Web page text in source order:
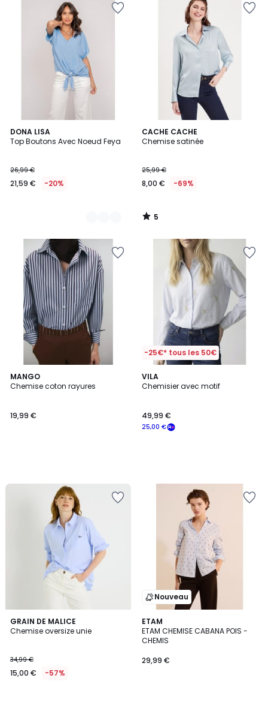
DONA LISA
Top Boutons Avec Noeud Feya
26,99 €
21,59 € -20%
6
Couleurs
CACHE CACHE
Chemise satinée
25,99 €
8,00 € -69%
5
/
5
/
MANGO
Chemise coton rayures
19,99 €
-25€* tous les 50€
VILA
Chemisier avec motif
25,00 €
49,99 €
GRAIN DE MALICE
Chemise oversize unie
34,99 €
15,00 € -57%
Nouveau
ETAM
ETAM CHEMISE CABANA POIS -
CHEMIS
29,99 €